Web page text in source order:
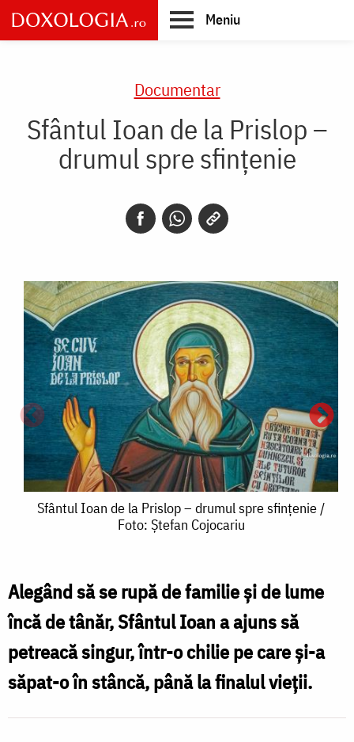
Skip
to
main
Meniu
Documentar
Sfântul Ioan de la Prislop –
drumul spre sfințenie
Sfântul
la
Prislop
–
drumul
spre
Sfântul Ioan de la Prislop – drumul spre sfințenie /
Foto: Ștefan Cojocariu
Alegând să se rupă de familie și de lume
încă de tânăr, Sfântul Ioan a ajuns să
petreacă singur, într-o chilie pe care și-a
săpat-o în stâncă, până la finalul vieții.